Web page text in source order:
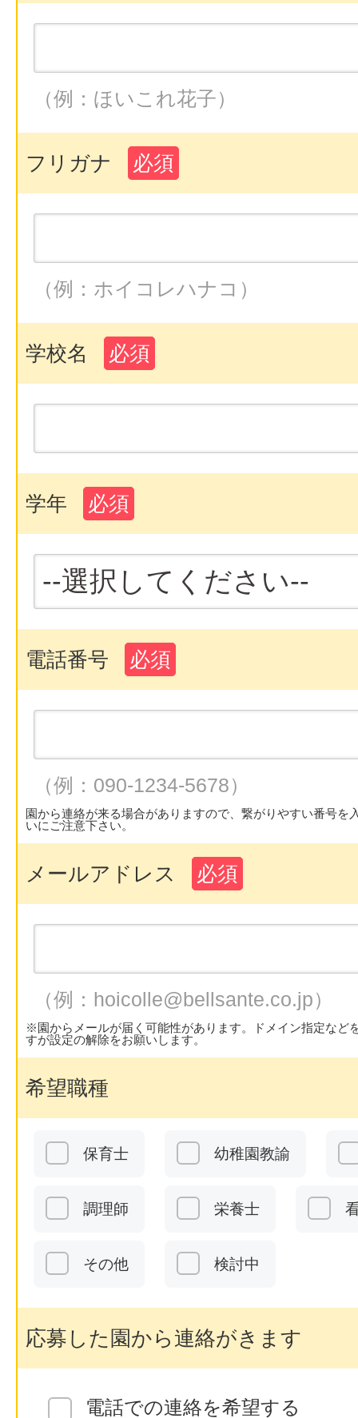
（例：ほいこれ花子）
フリガナ 必須
（例：ホイコレハナコ）
学校名 必須
学年 必須
電話番号 必須
（例：090-1234-5678）
園から連絡が来る場合がありますので、繋がりやすい番号
いにご注意下さい。
メールアドレス 必須
（例：hoicolle@bellsante.co.jp）
※園からメールが届く可能性があります。ドメイン指定など
すが設定の解除をお願いします。
希望職種
保育士 幼稚園教諭
調理師 栄養士
その他 検討中
応募した園から連絡がきます
電話での連絡を希望する